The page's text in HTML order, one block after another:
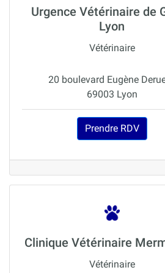
Urgence Vétérinaire de
Lyon
Vétérinaire
20 boulevard Eugène
69003 Lyon
Prendre RDV
Clinique Vétérinaire
Vétérinaire